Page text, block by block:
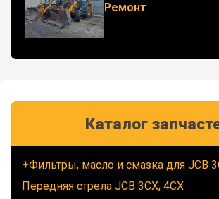
Ремонт
Каталог
Фильтры, масло и смазка для JCB
Передняя стрела JCB 3CX, 4CX